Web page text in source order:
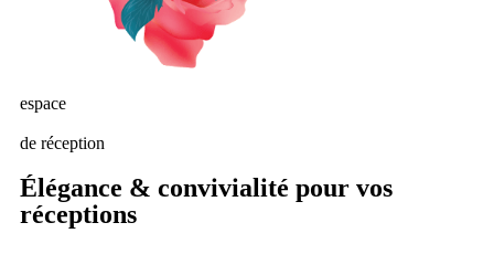
espace
de réception
Élégance & convivialité pour vos
réceptions